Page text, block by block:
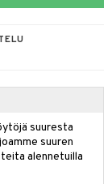
suuresta
suuren
alennetuilla